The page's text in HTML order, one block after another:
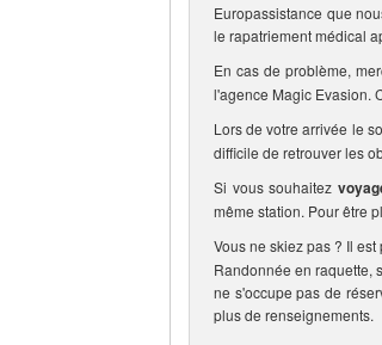
Europassistance que
le rapatriement médical
En cas de problème,
l'agence Magic Evasion.
Lors de votre arrivée le
difficile de retrouver les
Si vous souhaitez
même station. Pour être
Vous ne skiez pas ? Il
Randonnée en raquette,
ne s'occupe pas de
plus de renseignements.